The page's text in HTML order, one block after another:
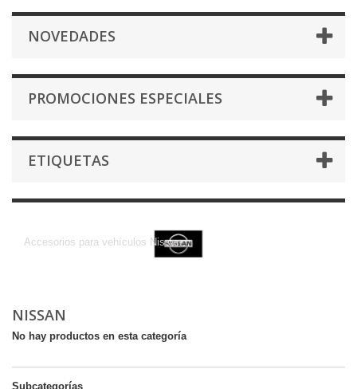
NOVEDADES
PROMOCIONES ESPECIALES
ETIQUETAS
Accesorios para vehículos Nissan
NISSAN
No hay productos en esta categoría
Subcategorías